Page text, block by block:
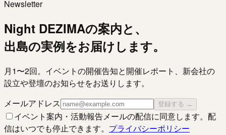
Newsletter
Night DEZIMAの案内と、
出島の実例をお届けします。
月1〜2回。イベントの開催告知と開催レポート、新会社の
設立や登壇のお知らせをお送りします。
メールアドレス
登録する →
イベント案内・活動報告メールの配信に同意します。配
信はいつでも停止できます。 プライバシーポリシー